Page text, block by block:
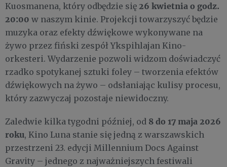
Kuosmanena, który odbędzie się 26 kwietnia o godz.
20:00 w naszym kinie. Projekcji towarzyszyć będzie
muzyka oraz efekty dźwiękowe wykonywane na
żywo przez fiński zespół Ykspihlajan Kino-
orkesteri. Wydarzenie pozwoli widzom doświadczyć
rzadko spotykanej sztuki foley – tworzenia efektów
dźwiękowych na żywo – odsłaniając kulisy procesu,
który zazwyczaj pozostaje niewidoczny.
Zaledwie kilka tygodni później, od 8 do 17 maja 2026
roku, Kino Luna stanie się jedną z warszawskich
przestrzeni 23. edycji Millennium Docs Against
Gravity – jednego z najważniejszych festiwali